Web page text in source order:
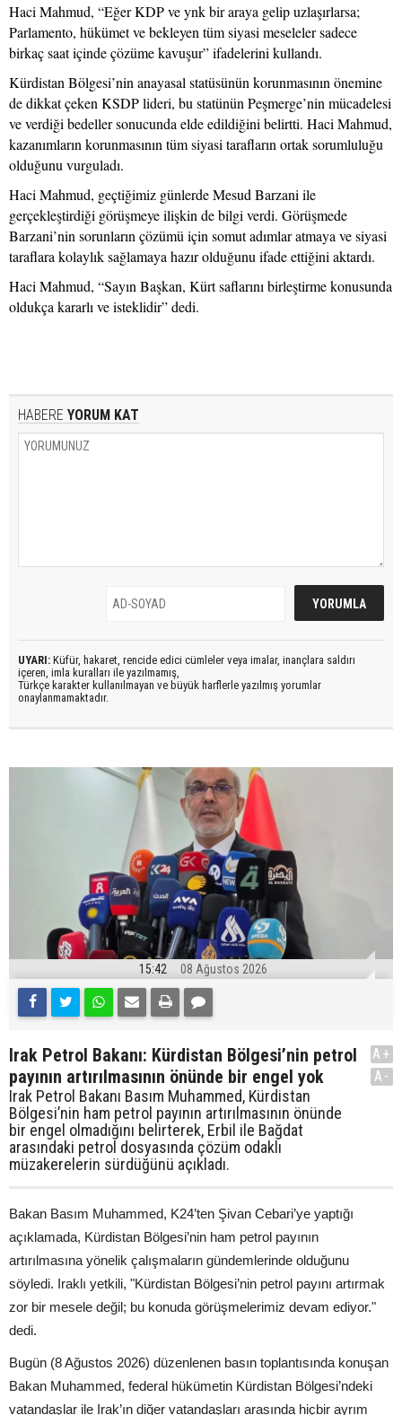
Haci Mahmud, “Eğer KDP ve ynk bir araya gelip uzlaşırlarsa;
Parlamento, hükümet ve bekleyen tüm siyasi meseleler sadece
birkaç saat içinde çözüme kavuşur” ifadelerini kullandı.
Kürdistan Bölgesi’nin anayasal statüsünün korunmasının önemine
de dikkat çeken KSDP lideri, bu statünün Peşmerge’nin mücadelesi
ve verdiği bedeller sonucunda elde edildiğini belirtti. Haci Mahmud,
kazanımların korunmasının tüm siyasi tarafların ortak sorumluluğu
olduğunu vurguladı.
Haci Mahmud, geçtiğimiz günlerde Mesud Barzani ile
gerçekleştirdiği görüşmeye ilişkin de bilgi verdi. Görüşmede
Barzani’nin sorunların çözümü için somut adımlar atmaya ve siyasi
taraflara kolaylık sağlamaya hazır olduğunu ifade ettiğini aktardı.
Haci Mahmud, “Sayın Başkan, Kürt saflarını birleştirme konusunda
oldukça kararlı ve isteklidir” dedi.
HABERE YORUM KAT
UYARI: Küfür, hakaret, rencide edici cümleler veya imalar, inançlara saldırı
içeren, imla kuralları ile yazılmamış,
Türkçe karakter kullanılmayan ve büyük harflerle yazılmış yorumlar
onaylanmamaktadır.
15:42 08 Ağustos 2026
Irak Petrol Bakanı: Kürdistan Bölgesi’nin petrol
payının artırılmasının önünde bir engel yok
Irak Petrol Bakanı Basım Muhammed, Kürdistan
Bölgesi’nin ham petrol payının artırılmasının önünde
bir engel olmadığını belirterek, Erbil ile Bağdat
arasındaki petrol dosyasında çözüm odaklı
müzakerelerin sürdüğünü açıkladı.
A+
A-
Bakan Basım Muhammed, K24’ten Şivan Cebari’ye yaptığı
açıklamada, Kürdistan Bölgesi’nin ham petrol payının
artırılmasına yönelik çalışmaların gündemlerinde olduğunu
söyledi. Iraklı yetkili, "Kürdistan Bölgesi’nin petrol payını artırmak
zor bir mesele değil; bu konuda görüşmelerimiz devam ediyor."
dedi.
Bugün (8 Ağustos 2026) düzenlenen basın toplantısında konuşan
Bakan Muhammed, federal hükümetin Kürdistan Bölgesi’ndeki
vatandaşlar ile Irak’ın diğer vatandaşları arasında hiçbir ayrım